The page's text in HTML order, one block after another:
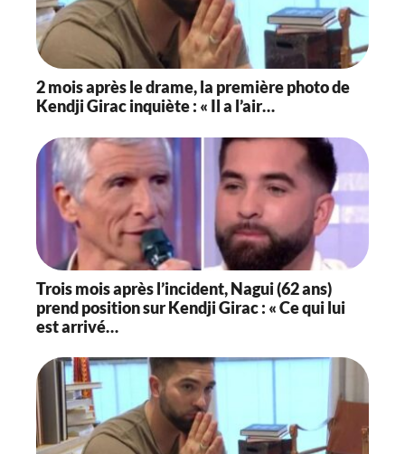
2 mois après le drame, la première photo de
Kendji Girac inquiète : « Il a l’air…
Trois mois après l’incident, Nagui (62 ans)
prend position sur Kendji Girac : « Ce qui lui
est arrivé…